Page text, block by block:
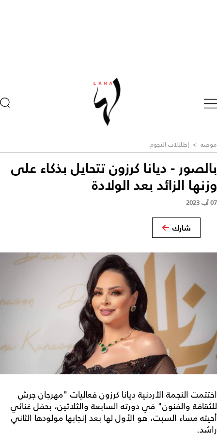
موضة > إطلالات النجوم
بالصور - ديانا كرزون تتحايل بذكاء على
وزنها الزائد بعد الولادة
07 آب 2023
شارك
اختتمت النجمة الأردنية ديانا كرزون فعاليات "مهرجان جرش
للثقافة والفنون" في دورته السابعة والثلاثين، بحفل غنائي
أحيته مساء السبت، هو الأول لها بعد إنجابها مولودها الثاني
راشد.